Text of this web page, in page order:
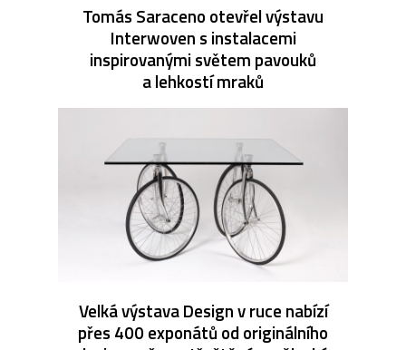
Tomás Saraceno otevřel výstavu
Interwoven s instalacemi
inspirovanými světem pavouků
a lehkostí mraků
Velká výstava Design v ruce nabízí
přes 400 exponátů od originálního